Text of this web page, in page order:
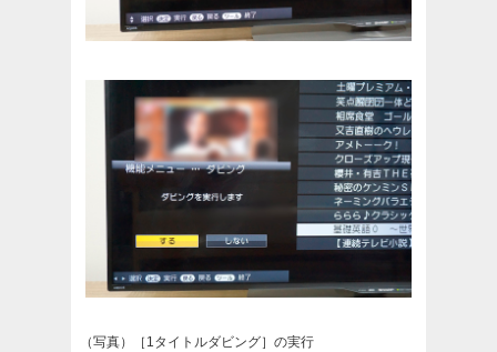
（写真）［1タイトルダビング］の実行